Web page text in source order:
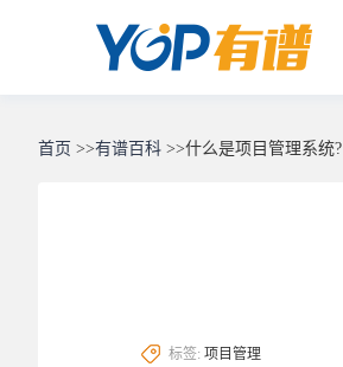
首页 >>有谱百科 >>什么是项目管理系统?
标签: 项目管理